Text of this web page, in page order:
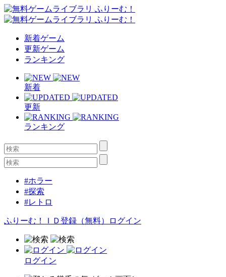
新着ゲーム
更新ゲーム
ランキング
新着
更新
ランキング
#ホラー
#探索
#レトロ
ふりーむ！ＩＤ登録（無料） ログイン
ログイン